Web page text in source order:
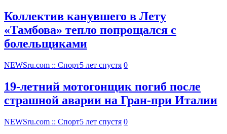
Коллектив канувшего в Лету
«Тамбова» тепло попрощался с
болельщиками
NEWSru.com :: Спорт5 лет спустя 0
19-летний мотогонщик погиб после
страшной аварии на Гран-при Италии
NEWSru.com :: Спорт5 лет спустя 0